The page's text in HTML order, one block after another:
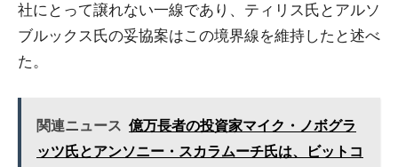
社にとって譲れない一線であり、ティリス氏とアルソ
ブルックス氏の妥協案はこの境界線を維持したと述べ
た。
関連ニュース 億万長者の投資家マイク・ノボグラ
ッツ氏とアンソニー・スカラムーチ氏は、ビットコ